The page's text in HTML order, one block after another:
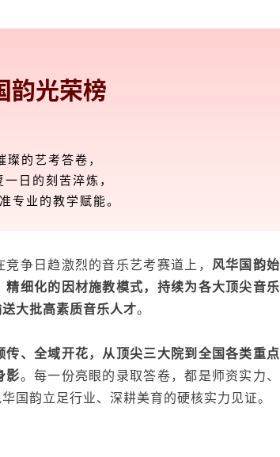
韵光荣榜
璨的艺考答卷，
一日的刻苦淬炼，
专业的教学赋能。
竞争日趋激烈的音乐艺考赛道上， 风华国韵始
细化的因材施教模式，持续为各大顶尖音乐
大批高素质音乐人才。
、全域开花，从顶尖三大院到全国各类重点
影。每一份亮眼的录取答卷，都是师资实力、
国韵立足行业、深耕美育的硬核实力见证。